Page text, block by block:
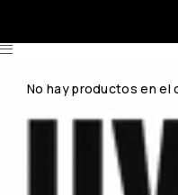
No hay productos en el